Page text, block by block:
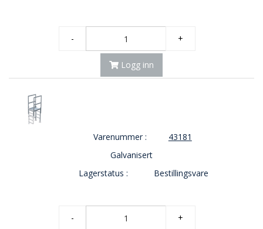
- +
Logg inn
Varenummer :
43181
Galvanisert
Lagerstatus :
Bestillingsvare
- +